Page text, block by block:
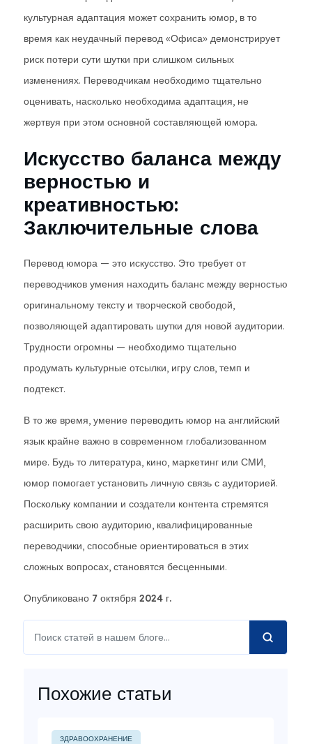
культурная адаптация может сохранить юмор, в то
время как неудачный перевод «Офиса» демонстрирует
риск потери сути шутки при слишком сильных
изменениях. Переводчикам необходимо тщательно
оценивать, насколько необходима адаптация, не
жертвуя при этом основной составляющей юмора.
Искусство баланса между
верностью и
креативностью:
Заключительные слова
Перевод юмора — это искусство. Это требует от
переводчиков умения находить баланс между верностью
оригинальному тексту и творческой свободой,
позволяющей адаптировать шутки для новой аудитории.
Трудности огромны — необходимо тщательно
продумать культурные отсылки, игру слов, темп и
подтекст.
В то же время, умение переводить юмор на английский
язык крайне важно в современном глобализованном
мире. Будь то литература, кино, маркетинг или СМИ,
юмор помогает установить личную связь с аудиторией.
Поскольку компании и создатели контента стремятся
расширить свою аудиторию, квалифицированные
переводчики, способные ориентироваться в этих
сложных вопросах, становятся бесценными.
Опубликовано 7 октября 2024 г.
Похожие статьи
ЗДРАВООХРАНЕНИЕ